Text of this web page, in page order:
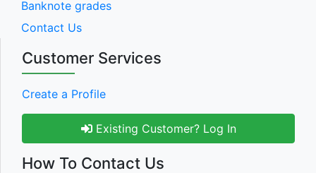
Banknote grades
Contact Us
Customer Services
Create a Profile
Existing Customer? Log In
How To Contact Us